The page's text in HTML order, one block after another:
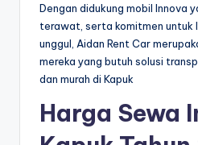
Dengan didukung mobil Innova
terawat, serta komitmen untuk
unggul, Aidan Rent Car
mereka yang butuh solusi
dan murah di Kapuk
Harga Sewa